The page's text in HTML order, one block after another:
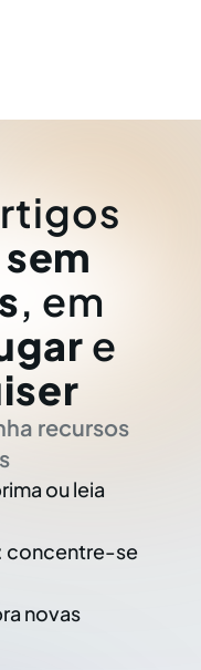
sem
, em
e
recursos
ou leia
concentre-se
novas